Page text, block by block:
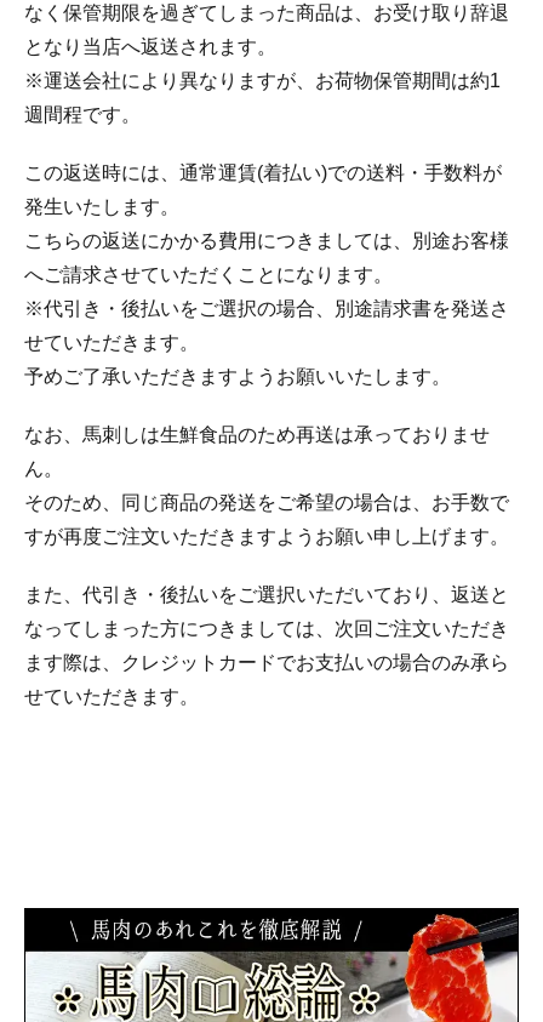
なく保管期限を過ぎてしまった商品は、お受け取り辞退
となり当店へ返送されます。
※運送会社により異なりますが、お荷物保管期間は約1
週間程です。
この返送時には、通常運賃(着払い)での送料・手数料が
発生いたします。
こちらの返送にかかる費用につきましては、別途お客様
へご請求させていただくことになります。
※代引き・後払いをご選択の場合、別途請求書を発送さ
せていただきます。
予めご了承いただきますようお願いいたします。
なお、馬刺しは生鮮食品のため再送は承っておりませ
ん。
そのため、同じ商品の発送をご希望の場合は、お手数で
すが再度ご注文いただきますようお願い申し上げます。
また、代引き・後払いをご選択いただいており、返送と
なってしまった方につきましては、次回ご注文いただき
ます際は、クレジットカードでお支払いの場合のみ承ら
せていただきます。